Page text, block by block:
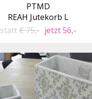
PTMD
REAH Jutekorb L
statt€ 75,- jetzt 56,-